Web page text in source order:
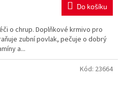
Do košíku
o chrup. Doplňkové krmivo pro
zubní povlak, pečuje o dobrý
a...
Kód: 23664